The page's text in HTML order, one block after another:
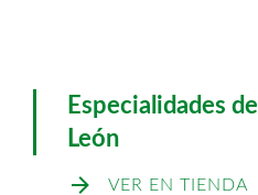
Especialidades de
León
VER EN TIENDA